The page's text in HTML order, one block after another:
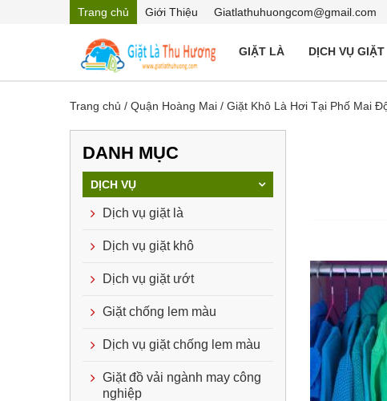
Trang chủ Giới Thiệu Giatlathuhuongcom@gmail.com
GIẶT LÀ DỊCH VỤ GIẶT
Trang chủ / Quận Hoàng Mai / Giặt Khô Là Hơi Tại Phố Mai
DANH MỤC
DỊCH VỤ
Dịch vụ giặt là
Dịch vụ giặt khô
Dịch vụ giặt ướt
Giặt chống lem màu
Dịch vụ giặt chống lem màu
Giặt đồ vải ngành may công
nghiệp